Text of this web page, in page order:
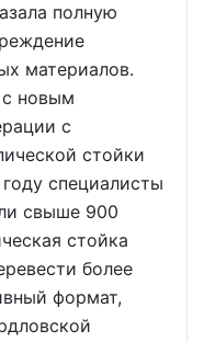
полную
материалов.
с новым
с
стойки
специалисты
свыше 900
стойка
более
формат,